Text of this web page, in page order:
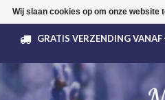
GRATIS VERZENDING
Wij slaan cookies op om onze website